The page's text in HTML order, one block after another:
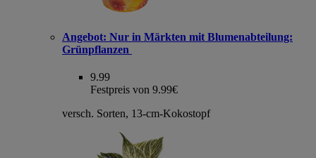
Angebot: Nur in Märkten mit Blumenabteilung:
Grünpflanzen
9.99
Festpreis von 9.99€
versch. Sorten, 13-cm-Kokostopf